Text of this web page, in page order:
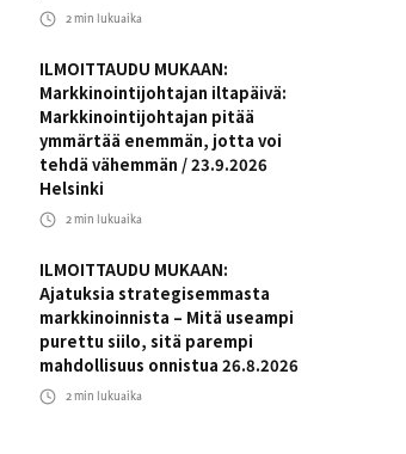
2min lukuaika
ILMOITTAUDU MUKAAN:
Markkinointijohtajan iltapäivä:
Markkinointijohtajan pitää
ymmärtää enemmän, jotta voi
tehdä vähemmän / 23.9.2026
Helsinki
2min lukuaika
ILMOITTAUDU MUKAAN:
Ajatuksia strategisemmasta
markkinoinnista – Mitä useampi
purettu siilo, sitä parempi
mahdollisuus onnistua 26.8.2026
2min lukuaika